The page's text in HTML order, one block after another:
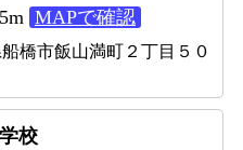
MAPで確認
橋市飯山満町２丁目５０
校